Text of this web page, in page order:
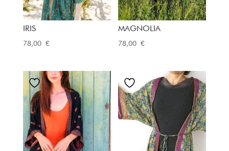
IRIS
78,00 €
MAGNOLIA
78,00€